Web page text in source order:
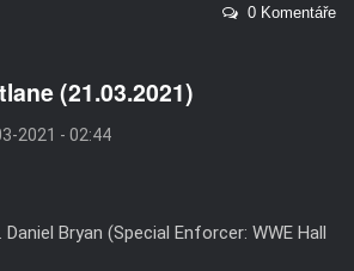
0 Komentáře
(21.03.2021)
2021 - 02:44
Bryan (Special Enforcer: WWE Hall